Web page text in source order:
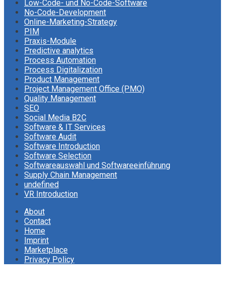
Low-Code- und No-Code-Software
No-Code-Development
Online-Marketing-Strategy
PIM
Praxis-Module
Predictive analytics
Process Automation
Process Digitalization
Product Management
Project Management Office (PMO)
Quality Management
SEO
Social Media B2C
Software & IT Services
Software Audit
Software Introduction
Software Selection
Softwareauswahl und Softwareeinführung
Supply Chain Management
undefined
VR Introduction
About
Contact
Home
Imprint
Marketplace
Privacy Policy